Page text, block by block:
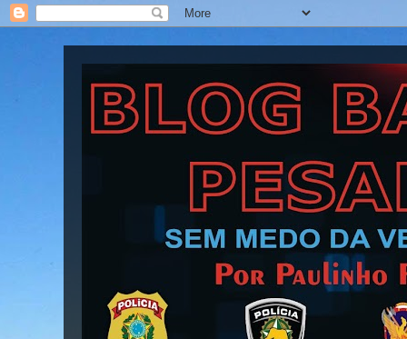
Blog Barra Pesada